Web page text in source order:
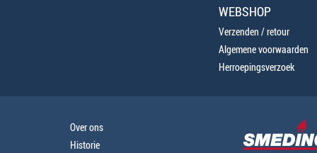
WEBSHOP
Verzenden / retour
Algemene voorwaarden
Herroepingsverzoek
Over ons
Historie